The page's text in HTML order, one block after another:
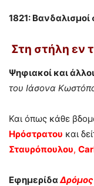
1821:
Στη στήλη εν
Ψηφιακοί και
του Ιάσονα
Και όπως κάθε
Ηρόστρατου και
Σταυρόπουλου,
Εφημερίδα Δρόμος